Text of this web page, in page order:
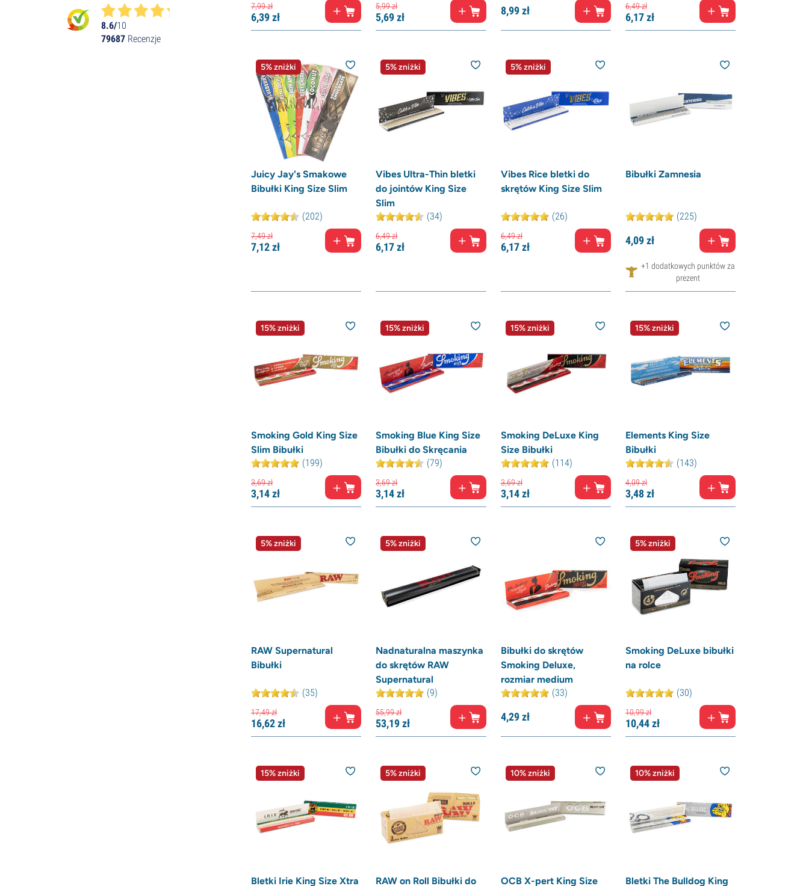
7,99zł
6,39zł
5,99zł
5,69zł
8,99zł 6,49zł
6,17zł
5% zniżki
Juicy Jay's Smakowe
Bibułki King Size Slim
(202)
7,49zł
7,12zł
5% zniżki
Vibes Ultra-Thin bletki
do jointów King Size
Slim
(34)
6,49zł
6,17zł
5% zniżki
Vibes Rice bletki do
skrętów King Size Slim
(26)
6,49zł
6,17zł
Bibułki Zamnesia
(225)
4,09zł
+1 dodatkowych punktów za
prezent
15% zniżki
Smoking Gold King Size
Slim Bibułki
(199)
3,69zł
3,14zł
15% zniżki
Smoking Blue King Size
Bibułki do Skręcania
(79)
3,69zł
3,14zł
15% zniżki
Smoking DeLuxe King
Size Bibułki
(114)
3,69zł
3,14zł
15% zniżki
Elements King Size
Bibułki
(143)
4,09zł
3,48zł
5% zniżki
RAW Supernatural
Bibułki
(35)
17,49zł
16,62zł
5% zniżki
Nadnaturalna maszynka
do skrętów RAW
Supernatural
(9)
55,99zł
53,19zł
Bibułki do skrętów
Smoking Deluxe,
rozmiar medium
(33)
4,29zł
5% zniżki
Smoking DeLuxe bibułki
na rolce
(30)
10,99zł
10,44zł
15% zniżki
Bletki Irie King Size Xtra
5% zniżki
RAW on Roll Bibułki do
10% zniżki
OCB X-pert King Size
10% zniżki
Bletki The Bulldog King
8.6/10
79687 Recenzje